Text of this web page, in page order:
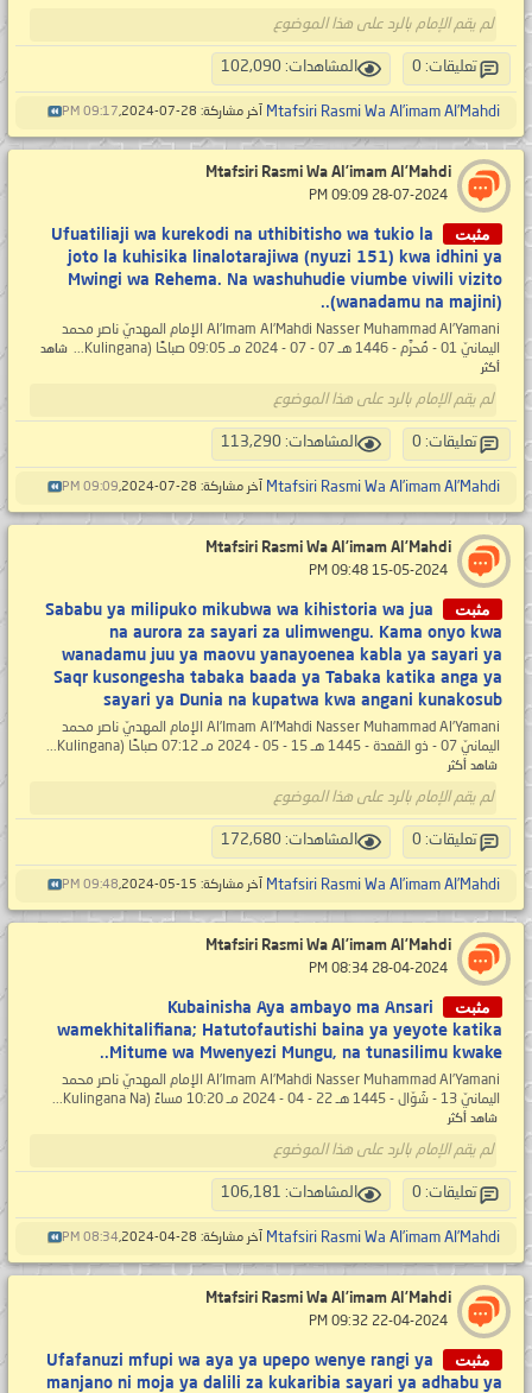
لم يقم الإمام بالرد على هذا الموضوع
تعليقات: 0 المشاهدات: 102,090
Mtafsiri Rasmi Wa Al’imam Al’Mahdi آخر مشاركة: 28-07-2024, 09:17 PM
Mtafsiri Rasmi Wa Al’imam Al’Mahdi
مثبت
Ufuatiliaji wa kurekodi na uthibitisho wa tukio la
joto la kuhisika linalotarajiwa (nyuzi 151) kwa idhini ya
Mwingi wa Rehema. Na washuhudie viumbe viwili vizito
(wanadamu na majini)..
Al’Imam Al’Mahdi Nasser Muhammad Al’Yamani الإمام المهديّ ناصر محمد
اليمانيّ 01 - مُحرَّم - 1446 هـ 07 - 07 - 2024 مـ 09:05 صباحًا (Kulingana...
شاهد
أكثر
لم يقم الإمام بالرد على هذا الموضوع
تعليقات: 0 المشاهدات: 113,290
Mtafsiri Rasmi Wa Al’imam Al’Mahdi آخر مشاركة: 28-07-2024, 09:09 PM
Mtafsiri Rasmi Wa Al’imam Al’Mahdi
مثبت
Sababu ya milipuko mikubwa wa kihistoria wa jua
na aurora za sayari za ulimwengu. Kama onyo kwa
wanadamu juu ya maovu yanayoenea kabla ya sayari ya
Saqr kusongesha tabaka baada ya Tabaka katika anga ya
sayari ya Dunia na kupatwa kwa angani kunakosub
Al’Imam Al’Mahdi Nasser Muhammad Al’Yamani الإمام المهديّ ناصر محمد
اليمانيّ 07 - ذو القعدة - 1445 هـ 15 - 05 - 2024 مـ 07:12 صباحًا (Kulingana...
شاهد أكثر
لم يقم الإمام بالرد على هذا الموضوع
تعليقات: 0 المشاهدات: 172,680
Mtafsiri Rasmi Wa Al’imam Al’Mahdi آخر مشاركة: 15-05-2024, 09:48 PM
Mtafsiri Rasmi Wa Al’imam Al’Mahdi
مثبت
Kubainisha Aya ambayo ma Ansari
wamekhitalifiana; Hatutofautishi baina ya yeyote katika
Mitume wa Mwenyezi Mungu, na tunasilimu kwake..
Al’Imam Al’Mahdi Nasser Muhammad Al’Yamani الإمام المهديّ ناصر محمد
اليمانيّ 13 - شَوّال - 1445 هـ 22 - 04 - 2024 مـ 10:20 مساءً (Kulingana Na...
شاهد أكثر
لم يقم الإمام بالرد على هذا الموضوع
تعليقات: 0 المشاهدات: 106,181
Mtafsiri Rasmi Wa Al’imam Al’Mahdi آخر مشاركة: 28-04-2024, 08:34 PM
Mtafsiri Rasmi Wa Al’imam Al’Mahdi
مثبت
Ufafanuzi mfupi wa aya ya upepo wenye rangi ya
manjano ni moja ya dalili za kukaribia sayari ya adhabu ya